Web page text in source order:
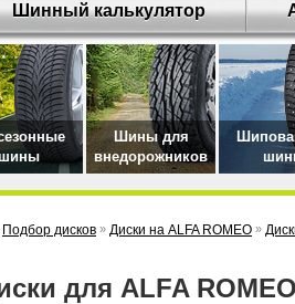
Шинный калькулятор
Шины для
внедорожников
Подбор дисков » Диски на ALFA ROMEO »
для ALFA